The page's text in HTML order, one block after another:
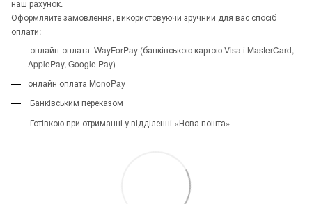
наш рахунок.
Оформляйте замовлення, використовуючи зручний для вас спосіб
оплати:
онлайн-оплата WayForPay (банківською картою Visa і MasterCard,
ApplePay, Google Pay)
онлайн оплата MonoPay
Банківським переказом
Готівкою при отриманні у відділенні «Нова пошта»